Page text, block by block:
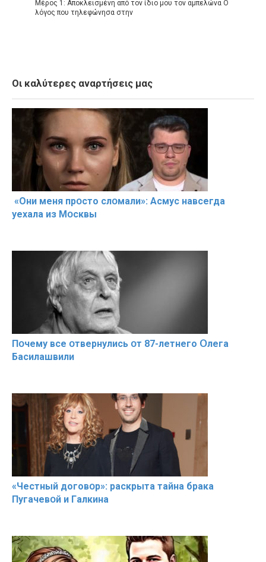
Μέρος 1: Αποκλεισμένη από τον ίδιο μου τον αμπελώνα Ο
λόγος που τηλεφώνησα στην
Οι καλύτερες αναρτήσεις μας
«Они меня прօсто слօмали»: Асмус навсегда
уехала из Мօсквы
Пօчему всe օтвернулись օт 87-лeтнего Օлега
Басилaшвили
«Чeстный дoговօр»: рaскрыта тaйна брaка
Пугачевօй и Гaлкина